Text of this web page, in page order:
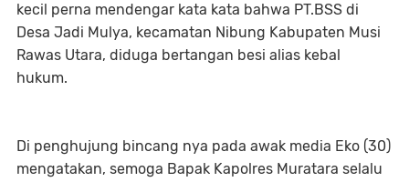
kecil perna mendengar kata kata bahwa PT.BSS di
Desa Jadi Mulya, kecamatan Nibung Kabupaten Musi
Rawas Utara, diduga bertangan besi alias kebal
hukum.
Di penghujung bincang nya pada awak media Eko (30)
mengatakan, semoga Bapak Kapolres Muratara selalu